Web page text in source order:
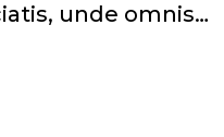
unde omnis…